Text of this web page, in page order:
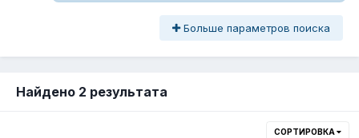
Больше параметров поиска
Найдено 2 результата
СОРТИРОВКА